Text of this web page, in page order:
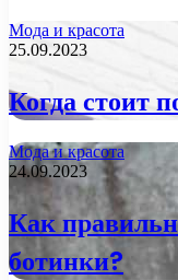
Мода и красота
25.09.2023
Когда стоит
Мода и красота
24.09.2023
Как
ботинки?